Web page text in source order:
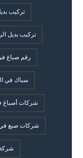
تركيب
تركيب بديل
رقم صباغ
سباك في
شركات أصباغ
شركات صبغ في